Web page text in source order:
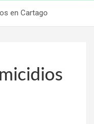
en Cartago